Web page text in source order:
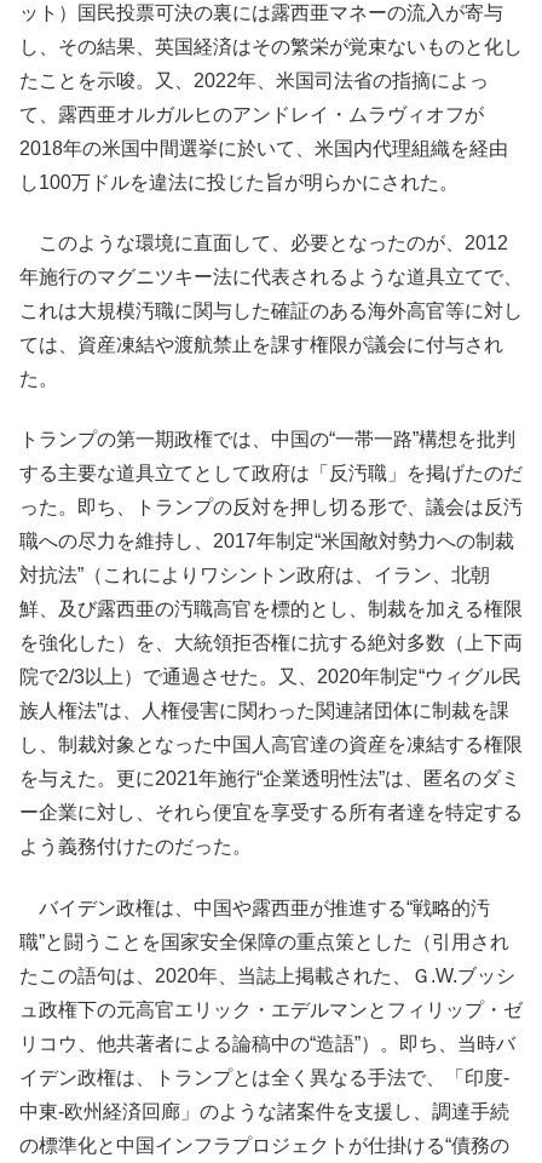
ット）国民投票可決の裏には露西亜マネーの流入が寄与
し、その結果、英国経済はその繁栄が覚束ないものと化し
たことを示唆。又、2022年、米国司法省の指摘によっ
て、露西亜オルガルヒのアンドレイ・ムラヴィオフが
2018年の米国中間選挙に於いて、米国内代理組織を経由
し100万ドルを違法に投じた旨が明らかにされた。
このような環境に直面して、必要となったのが、2012
年施行のマグニツキー法に代表されるような道具立てで、
これは大規模汚職に関与した確証のある海外高官等に対し
ては、資産凍結や渡航禁止を課す権限が議会に付与され
た。
トランプの第一期政権では、中国の“一帯一路”構想を批判
する主要な道具立てとして政府は「反汚職」を掲げたのだ
った。即ち、トランプの反対を押し切る形で、議会は反汚
職への尽力を維持し、2017年制定“米国敵対勢力への制裁
対抗法”（これによりワシントン政府は、イラン、北朝
鮮、及び露西亜の汚職高官を標的とし、制裁を加える権限
を強化した）を、大統領拒否権に抗する絶対多数（上下両
院で2/3以上）で通過させた。又、2020年制定“ウィグル民
族人権法”は、人権侵害に関わった関連諸団体に制裁を課
し、制裁対象となった中国人高官達の資産を凍結する権限
を与えた。更に2021年施行“企業透明性法”は、匿名のダミ
ー企業に対し、それら便宜を享受する所有者達を特定する
よう義務付けたのだった。
バイデン政権は、中国や露西亜が推進する“戦略的汚
職”と闘うことを国家安全保障の重点策とした（引用され
たこの語句は、2020年、当誌上掲載された、Ｇ.W.ブッシ
ュ政権下の元高官エリック・エデルマンとフィリップ・ゼ
リコウ、他共著者による論稿中の“造語”）。即ち、当時バ
イデン政権は、トランプとは全く異なる手法で、「印度-
中東-欧州経済回廊」のような諸案件を支援し、調達手続
の標準化と中国インフラプロジェクトが仕掛ける“債務の